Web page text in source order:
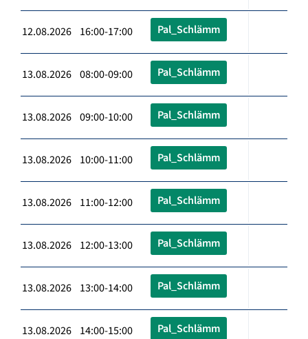
12.08.2026 16:00-17:00 Pal_Schlämm
13.08.2026 08:00-09:00 Pal_Schlämm
13.08.2026 09:00-10:00 Pal_Schlämm
13.08.2026 10:00-11:00 Pal_Schlämm
13.08.2026 11:00-12:00 Pal_Schlämm
13.08.2026 12:00-13:00 Pal_Schlämm
13.08.2026 13:00-14:00 Pal_Schlämm
13.08.2026 14:00-15:00 Pal_Schlämm